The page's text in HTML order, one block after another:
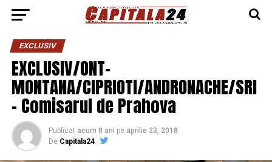
EXCLUSIV
EXCLUSIV/ONT-
MONTANA/CIPRIOTI/ANDRONACHE/SRI
– Comisarul de Prahova
Publicat acum 8 ani pe aprilie 23, 2018
De Capitala24